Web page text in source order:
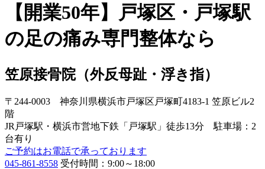
【開業50年】戸塚区・戸塚駅
の足の痛み専門整体なら
笠原接骨院（外反母趾・浮き指）
〒244-0003 神奈川県横浜市戸塚区戸塚町4183-1 笠原ビル2
階
JR戸塚駅・横浜市営地下鉄「戸塚駅」徒歩13分 駐車場：2
台有り
ご予約はお電話で承っております
045-861-8558 受付時間：9:00～18:00